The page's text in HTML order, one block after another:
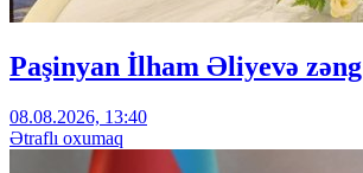
Paşinyan İlham Əliyevə
08.08.2026, 13:40
Ətraflı oxumaq